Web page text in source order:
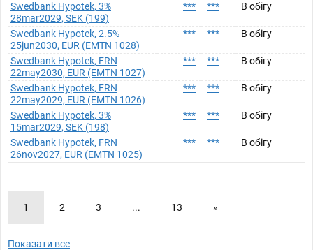
Swedbank Hypotek, 3%
28mar2029, SEK (199)
*** *** В обігу
Swedbank Hypotek, 2.5%
25jun2030, EUR (EMTN 1028)
*** *** В обігу
Swedbank Hypotek, FRN
22may2030, EUR (EMTN 1027)
*** *** В обігу
Swedbank Hypotek, FRN
22may2029, EUR (EMTN 1026)
*** *** В обігу
Swedbank Hypotek, 3%
15mar2029, SEK (198)
*** *** В обігу
Swedbank Hypotek, FRN
26nov2027, EUR (EMTN 1025)
*** *** В обігу
1 2 3 ... 13 »
Показати все